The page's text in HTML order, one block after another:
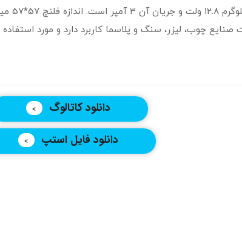
چوب، لیزر، سنگ و پلاسما کاربرد دارد و مورد استفاده
دانلود کاتالوگ
دانلود فایل استپ